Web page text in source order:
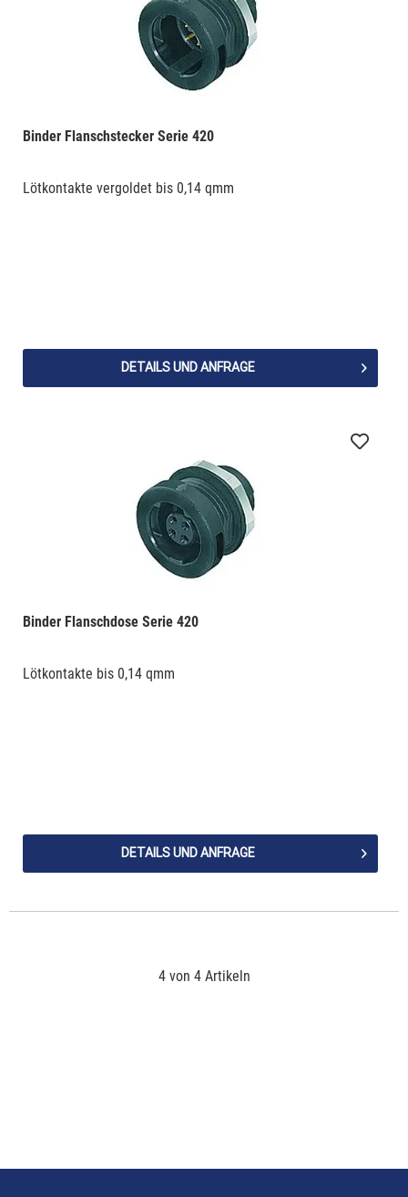
Binder Flanschstecker Serie 420
Lötkontakte vergoldet bis 0,14 qmm
DETAILS UND ANFRAGE
Binder Flanschdose Serie 420
Lötkontakte bis 0,14 qmm
DETAILS UND ANFRAGE
4 von 4 Artikeln